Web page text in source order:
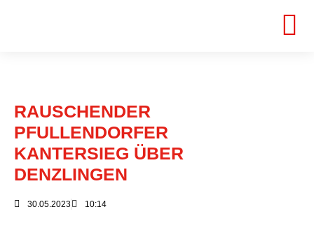
RAUSCHENDER
PFULLENDORFER
KANTERSIEG ÜBER
DENZLINGEN
30.05.2023 10:14